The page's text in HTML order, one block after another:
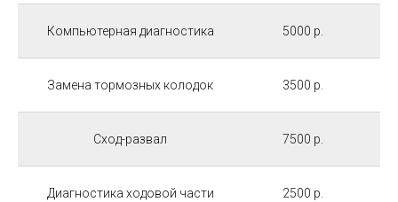
Компьютерная диагностика 5000 р.
Замена тормозных колодок 3500 р.
Сход-развал 7500 р.
Диагностика ходовой части 2500 р.